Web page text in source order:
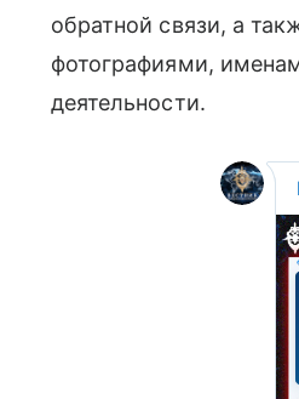
обратной связи, а
фотографиями,
деятельности.